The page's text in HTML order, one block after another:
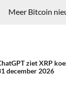
Meer Bitcoin
ziet XRP
december 2026